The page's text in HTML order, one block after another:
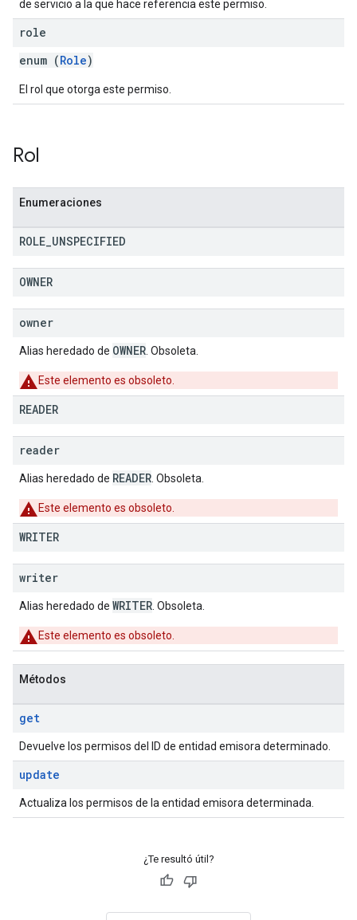
de servicio a la que hace referencia este permiso.
role
enum (Role)
El rol que otorga este permiso.
Rol
Enumeraciones
ROLE UNSPECIFIED
OWNER
owner
Alias heredado de OWNER . Obsoleta.
Este elemento es obsoleto.
READER
reader
Alias heredado de READER . Obsoleta.
Este elemento es obsoleto.
WRITER
writer
Alias heredado de WRITER . Obsoleta.
Este elemento es obsoleto.
Métodos
get
Devuelve los permisos del ID de entidad emisora determinado.
update
Actualiza los permisos de la entidad emisora determinada.
¿Te resultó útil?